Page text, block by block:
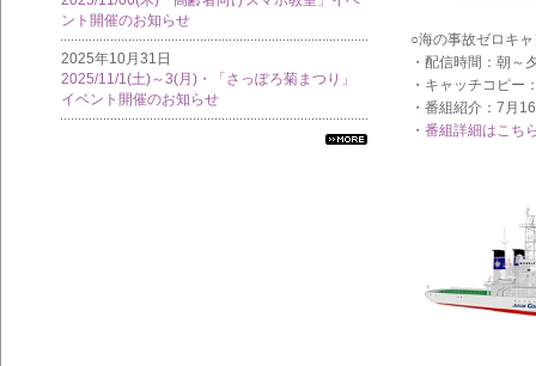
ント開催のお知らせ
2025年10月31日
2025/11/1(土)～3(月)・「さっぽろ菊まつり」
イベント開催のお知らせ
○海の事故ゼロキ
・配信時間：朝
・キャッチコピー
・番組紹介：7月
・ 番組詳細はこち